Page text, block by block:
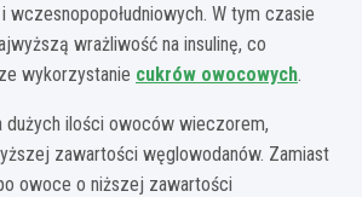
wczesnopopołudniowych. W tym czasie
wrażliwość na insulinę, co
wykorzystanie cukrów owocowych.
dużych ilości owoców wieczorem,
zawartości węglowodanów. Zamiast
owoce o niższej zawartości